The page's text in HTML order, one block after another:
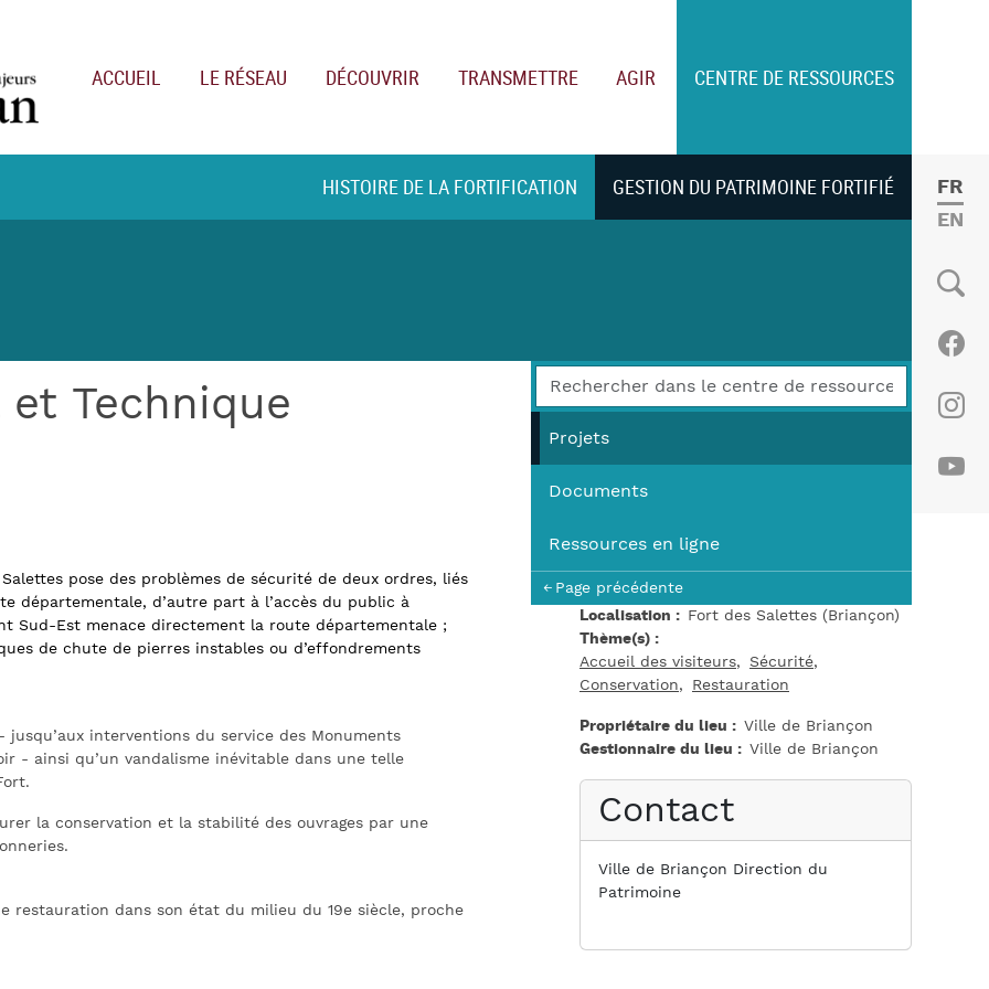
ACCUEIL LE RÉSEAU DÉCOUVRIR TRANSMETTRE AGIR CENTRE DE RESSOURCES
Social
HISTOIRE DE LA FORTIFICATION GESTION DU PATRIMOINE FORTIFIÉ
Projets
Documents
Ressources en ligne
Page précédente
Technique
pose des problèmes de sécurité de deux ordres, liés
départementale, d’autre part à l’accès du public à
Sud-Est menace directement la route départementale ;
de chute de pierres instables ou d’effondrements
jusqu’aux interventions du service des Monuments
- ainsi qu’un vandalisme inévitable dans une telle
la conservation et la stabilité des ouvrages par une
restauration dans son état du milieu du 19e siècle, proche
Localisation
Fort des Salettes (Briançon)
Thème(s)
Accueil des visiteurs
Sécurité
Conservation
Restauration
Propriétaire du lieu
Ville de Briançon
Gestionnaire du lieu
Ville de Briançon
Contact
Ville de Briançon Direction du
Patrimoine